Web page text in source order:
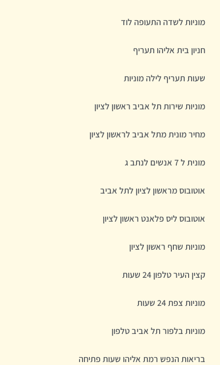
מוניות לשדה התעופה לוד
חניון בית אליהו תעריף
שעות תעריף לילה מוניות
מוניות שירות תל אביב ראשון לציון
מחיר מונית מתל אביב לראשון לציון
מונית ל 7 אנשים לנתב ג
אוטובוס מראשון לציון לתל אביב
אוטובוס ליס פלאנט ראשון לציון
מוניות שחף ראשון לציון
קצין העיר טלפון 24 שעות
מוניות צפת 24 שעות
מוניות בלפור תל אביב טלפון
בריאות הנפש רמת אליהו שעות פתיחה